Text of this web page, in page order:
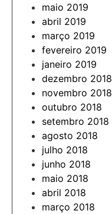
maio 2019
abril 2019
março 2019
fevereiro 2019
janeiro 2019
dezembro 2018
novembro 2018
outubro 2018
setembro 2018
agosto 2018
julho 2018
junho 2018
maio 2018
abril 2018
março 2018